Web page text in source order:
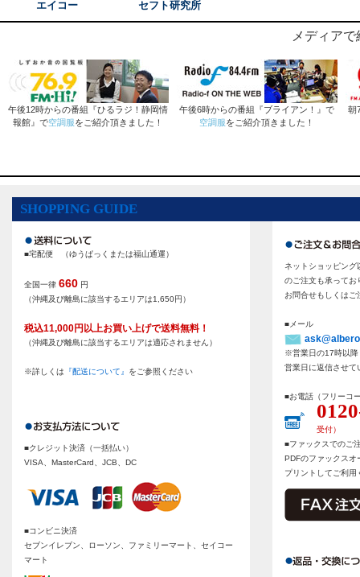
エイコー セフト研究所
メディア
午後12時からの番組『ひるラジ！静岡情
報館』で空調服をご紹介頂きました！
午後6時からの番組『ブライアン！』で
空調服をご紹介頂きました！
朝
SHOPPING GUIDE
■宅配便 （ゆうぱっくまたは福山通運）
全国一律 660 円
（沖縄及び離島に該当するエリアは1,650円）
税込11,000円以上お買い上げで送料無料！
（沖縄及び離島に該当するエリアは適応されません）
※詳しくは 『配送について』 をご参照ください
■クレジット決済（一括払い）
VISA、MasterCard、JCB、DC
■コンビニ決済
セブンイレブン、ローソン、ファミリーマート、セイコー
マート
ネットショッピング
のご注文も承ってお
お問合せもしくはご
■メール
※営業日の17時以降
営業日に返信させて
■お電話（フリーコ
受付）
■ファックスでのご
PDFのファックス
プリントしてご利用